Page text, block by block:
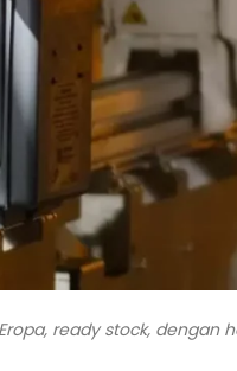
ready stock, dengan